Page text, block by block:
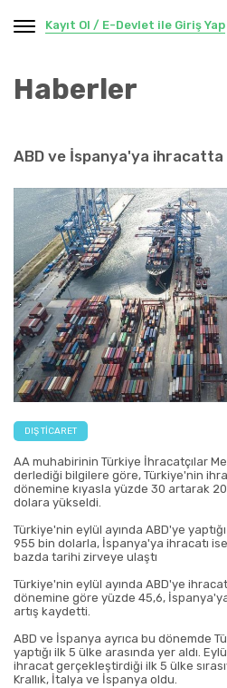
Kayıt Ol / E-Devlet ile Giriş Yap
Haberler
ABD ve İspanya'ya
DIŞ TICARET
AA muhabirinin Türkiye İhracatçılar
derlediği bilgilere göre, Türkiye'nin
dönemine kıyasla yüzde 30 artarak
dolara yükseldi.
Türkiye'nin eylül ayında ABD'ye
955 bin dolarla, İspanya'ya ihracatı
bazda tarihi zirveye ulaştı
Türkiye'nin eylül ayında ABD'ye
dönemine göre yüzde 45,6, İspanya'ya
artış kaydetti.
ABD ve İspanya ayrıca bu dönemde
yaptığı ilk 5 ülke arasında yer aldı.
ihracat gerçekleştirdiği ilk 5 ülke
Krallık, İtalya ve İspanya oldu.